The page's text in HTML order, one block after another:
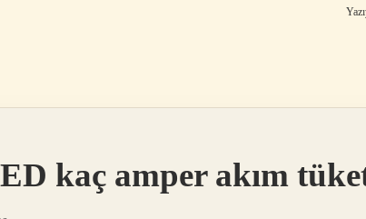
kaç amper akım